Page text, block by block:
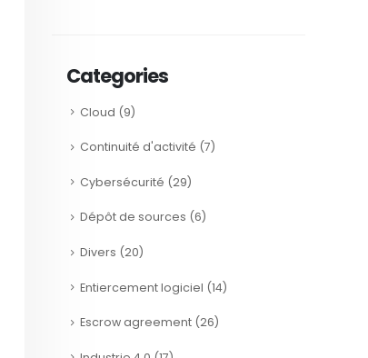
Categories
Cloud (9)
Continuité d'activité (7)
Cybersécurité (29)
Dépôt de sources (6)
Divers (20)
Entiercement logiciel (14)
Escrow agreement (26)